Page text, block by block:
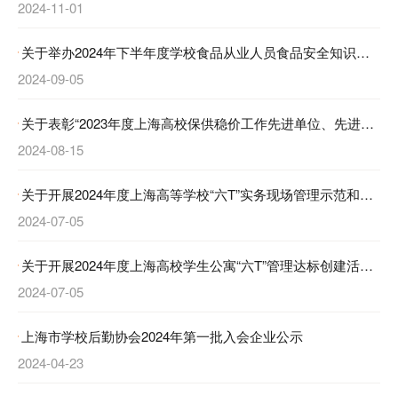
2024-11-01
关于举办2024年下半年度学校食品从业人员食品安全知识培训和考核的通知
2024-09-05
关于表彰“2023年度上海高校保供稳价工作先进单位、先进个人”的通知
2024-08-15
关于开展2024年度上海高等学校“六T”实务现场管理示范和达标食堂创建活动暨复查工作的通知
2024-07-05
关于开展2024年度上海高校学生公寓“六T”管理达标创建活动的通知
2024-07-05
上海市学校后勤协会2024年第一批入会企业公示
2024-04-23